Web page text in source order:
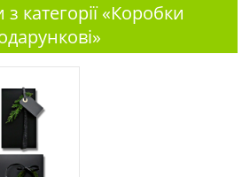
з категорії «Коробки